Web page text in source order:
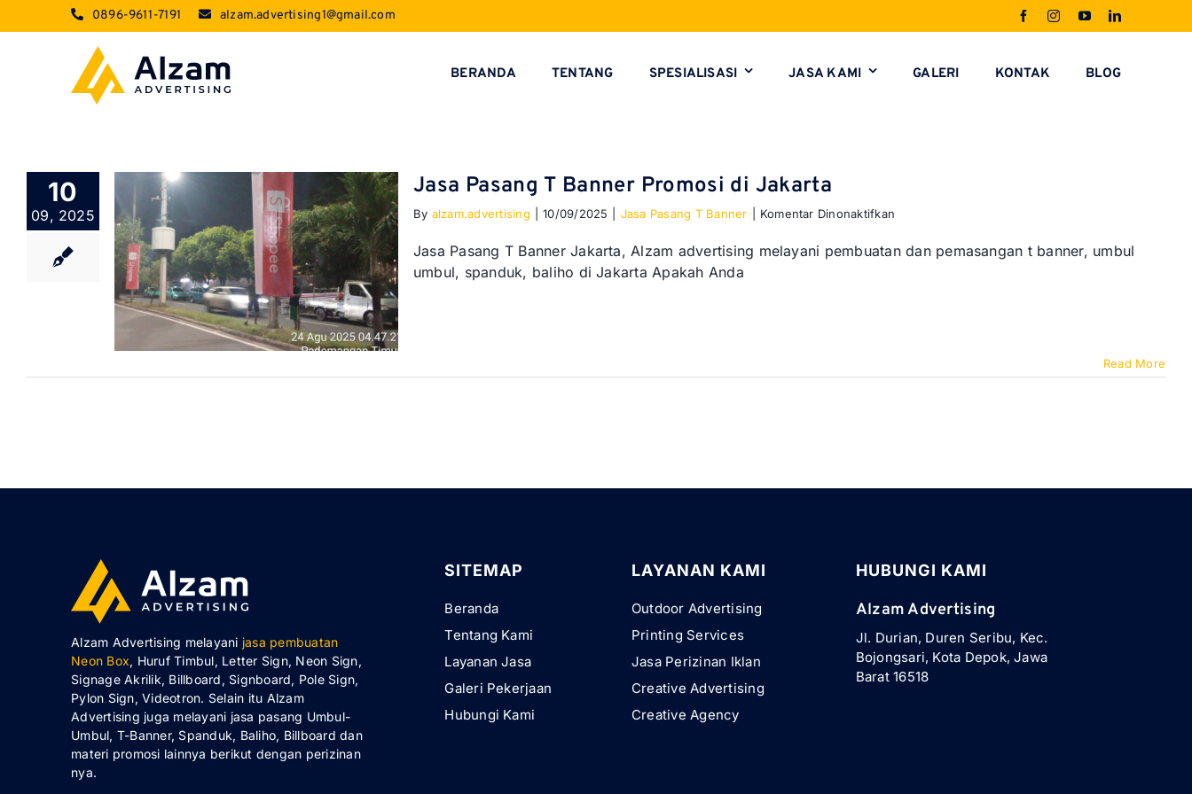
to
0896-9611-7191 alzam.advertising1@gmail.com
BERANDA TENTANG SPESIALISASI JASA KAMI GALERI KONTAK BLOG
10
09, 2025
Jasa Pasang T Banner Promosi di Jakarta
By alzam.advertising 10/09/2025 Jasa Pasang T Banner Komentar Dinonaktifkan
Pasang
Jasa Pasang T Banner Jakarta, Alzam advertising melayani pembuatan dan pemasangan t banner, umbul
umbul, spanduk, baliho di Jakarta Apakah Anda
Read More
Alzam Advertising melayani jasa pembuatan
Neon Box, Huruf Timbul, Letter Sign, Neon Sign,
Signage Akrilik, Billboard, Signboard, Pole Sign,
Pylon Sign, Videotron. Selain itu Alzam
Advertising juga melayani jasa pasang Umbul-
Umbul, T-Banner, Spanduk, Baliho, Billboard dan
materi promosi lainnya berikut dengan perizinan
nya.
SITEMAP
Beranda
Tentang Kami
Layanan Jasa
Galeri Pekerjaan
Hubungi Kami
LAYANAN KAMI
Outdoor Advertising
Printing Services
Jasa Perizinan Iklan
Creative Advertising
Creative Agency
HUBUNGI KAMI
Alzam Advertising
Jl. Durian, Duren Seribu, Kec.
Bojongsari, Kota Depok, Jawa
Barat 16518